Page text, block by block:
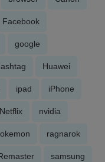
Facebook
google
Huawei
ipad iPhone
Netflix nvidia
ragnarok
samsung